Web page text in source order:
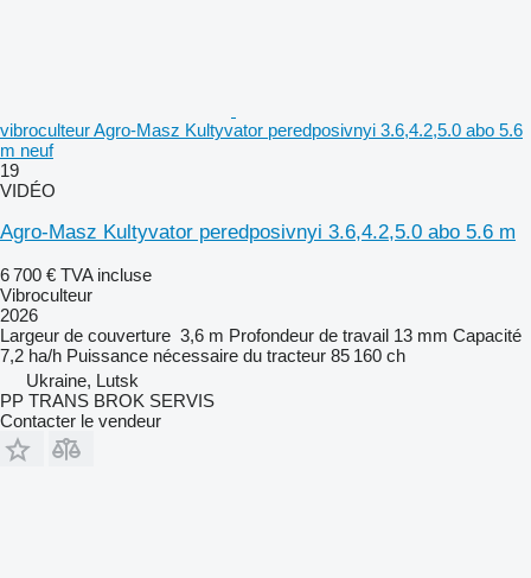
vibroculteur Agro-Masz Kultyvator peredposivnyi 3.6,4.2,5.0 abo 5.6
m neuf
19
VIDÉO
Agro-Masz Kultyvator peredposivnyi 3.6,4.2,5.0 abo 5.6 m
6 700 € TVA incluse
Vibroculteur
2026
Largeur de couverture 3,6 m Profondeur de travail 13 mm Capacité
7,2 ha/h Puissance nécessaire du tracteur 85 160 ch
Ukraine, Lutsk
PP TRANS BROK SERVIS
Contacter le vendeur